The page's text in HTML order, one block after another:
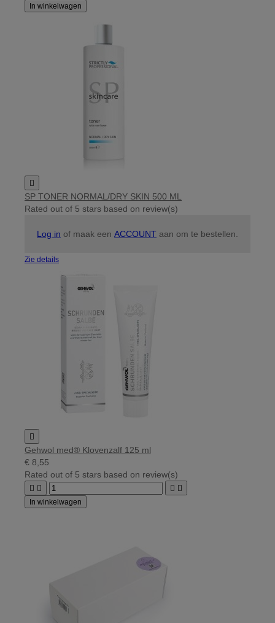
In winkelwagen

SP TONER NORMAL/DRY SKIN 500 ML
Rated out of 5 stars based on review(s)
Log in of maak een ACCOUNT aan om te bestellen.
Zie details

Gehwol med® Klovenzalf 125 ml
€ 8,55
Rated out of 5 stars based on review(s)
   
In winkelwagen